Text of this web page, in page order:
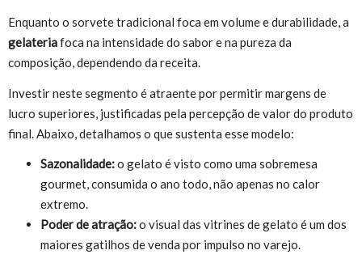
Enquanto o sorvete tradicional foca em volume e durabilidade, a
gelateriafoca na intensidade do sabor e na pureza da
composição, dependendo da receita.
Investir neste segmento é atraente por permitir margens de
lucro superiores, justificadas pela percepção de valor do produto
final. Abaixo, detalhamos o que sustenta esse modelo:
Sazonalidade:o gelato é visto como uma sobremesa
gourmet, consumida o ano todo, não apenas no calor
extremo.
Poder de atração:o visual das vitrines de gelato é um dos
maiores gatilhos de venda por impulso no varejo.